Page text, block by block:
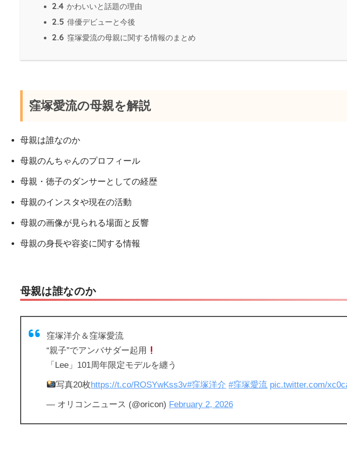
2.4 かわいいと話題の理由
2.5 俳優デビューと今後
2.6 窪塚愛流の母親に関する情報のまとめ
窪塚愛流の母親を解説
母親は誰なのか
母親のんちゃんのプロフィール
母親・徳子のダンサーとしての経歴
母親のインスタや現在の活動
母親の画像が見られる場面と反響
母親の身長や容姿に関する情報
母親は誰なのか
窪塚洋介＆窪塚愛流
“親子”でアンバサダー起用
「Lee」101周年限定モデルを纏う
写真20枚https://t.co/ROSYwKss3v#窪塚洋介 #窪塚愛流 pic.twitter.com/
— オリコンニュース (@oricon) February 2, 2026